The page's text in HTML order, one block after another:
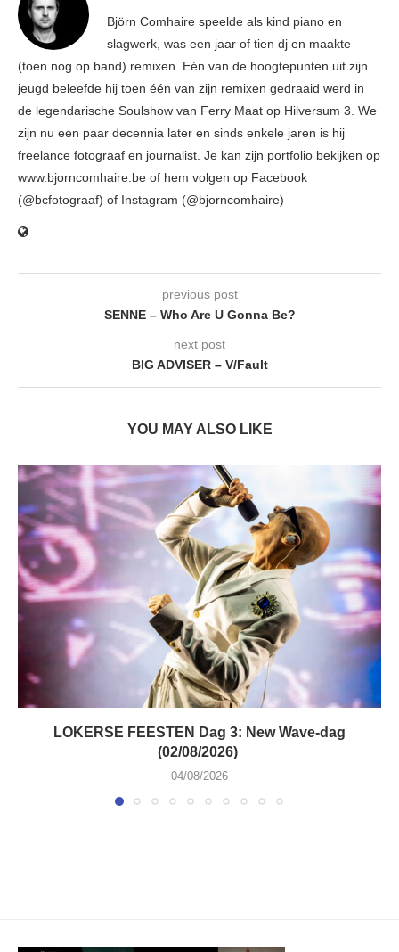
Björn Comhaire speelde als kind piano en
slagwerk, was een jaar of tien dj en maakte
(toen nog op band) remixen. Eén van de hoogtepunten uit zijn
jeugd beleefde hij toen één van zijn remixen gedraaid werd in
de legendarische Soulshow van Ferry Maat op Hilversum 3. We
zijn nu een paar decennia later en sinds enkele jaren is hij
freelance fotograaf en journalist. Je kan zijn portfolio bekijken op
www.bjorncomhaire.be of hem volgen op Facebook
(@bcfotograaf) of Instagram (@bjorncomhaire)
previous post
SENNE – Who Are U Gonna Be?
next post
BIG ADVISER – V/Fault
YOU MAY ALSO LIKE
LOKERSE FEESTEN Dag 3: New Wave-dag
(02/08/2026)
04/08/2026